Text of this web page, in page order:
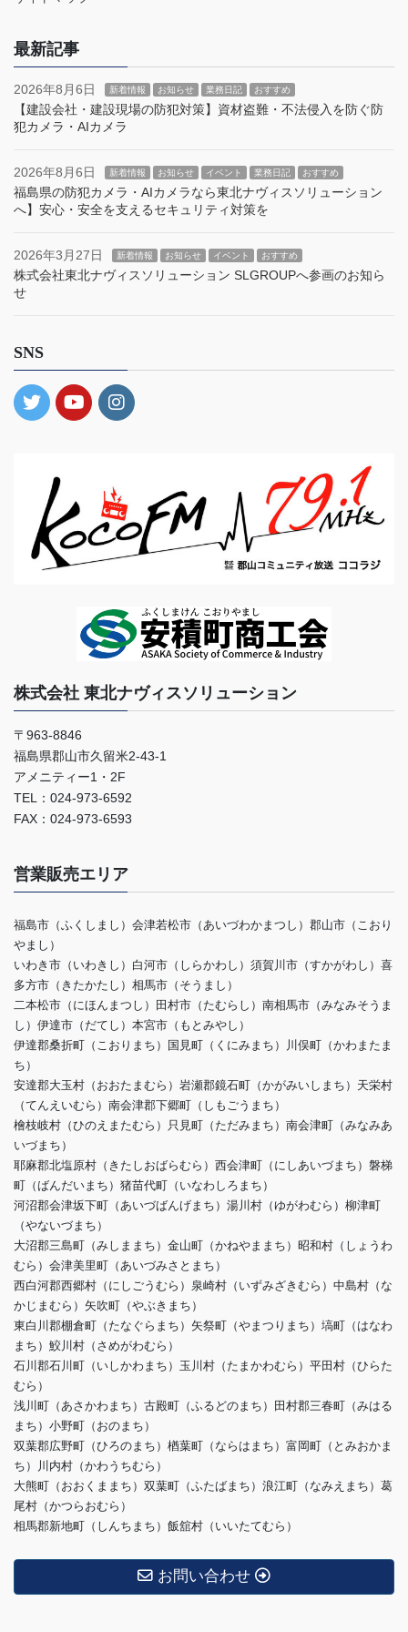
最新記事
2026年8月6日 新着情報 お知らせ 業務日記 おすすめ
【建設会社・建設現場の防犯対策】資材盗難・不法侵入を防ぐ防
犯カメラ・AIカメラ
2026年8月6日 新着情報 お知らせ イベント 業務日記 おすすめ
福島県の防犯カメラ・AIカメラなら東北ナヴィスソリューション
へ】安心・安全を支えるセキュリティ対策を
2026年3月27日 新着情報 お知らせ イベント おすすめ
株式会社東北ナヴィスソリューション SLGROUPへ参画のお知ら
せ
SNS
株式会社 東北ナヴィスソリューション
〒963-8846
福島県郡山市久留米2-43-1
アメニティー1・2F
TEL：024-973-6592
FAX：024-973-6593
営業販売エリア
福島市（ふくしまし）会津若松市（あいづわかまつし）郡山市（こおり
やまし）
いわき市（いわきし）白河市（しらかわし）須賀川市（すかがわし）喜
多方市（きたかたし）相馬市（そうまし）
二本松市（にほんまつし）田村市（たむらし）南相馬市（みなみそうま
し）伊達市（だてし）本宮市（もとみやし）
伊達郡桑折町（こおりまち）国見町（くにみまち）川俣町（かわまたま
ち）
安達郡大玉村（おおたまむら）岩瀬郡鏡石町（かがみいしまち）天栄村
（てんえいむら）南会津郡下郷町（しもごうまち）
檜枝岐村（ひのえまたむら）只見町（ただみまち）南会津町（みなみあ
いづまち）
耶麻郡北塩原村（きたしおばらむら）西会津町（にしあいづまち）磐梯
町（ばんだいまち）猪苗代町（いなわしろまち）
河沼郡会津坂下町（あいづばんげまち）湯川村（ゆがわむら）柳津町
（やないづまち）
大沼郡三島町（みしままち）金山町（かねやままち）昭和村（しょうわ
むら）会津美里町（あいづみさとまち）
西白河郡西郷村（にしごうむら）泉崎村（いずみざきむら）中島村（な
かじまむら）矢吹町（やぶきまち）
東白川郡棚倉町（たなぐらまち）矢祭町（やまつりまち）塙町（はなわ
まち）鮫川村（さめがわむら）
石川郡石川町（いしかわまち）玉川村（たまかわむら）平田村（ひらた
むら）
浅川町（あさかわまち）古殿町（ふるどのまち）田村郡三春町（みはる
まち）小野町（おのまち）
双葉郡広野町（ひろのまち）楢葉町（ならはまち）富岡町（とみおかま
ち）川内村（かわうちむら）
大熊町（おおくままち）双葉町（ふたばまち）浪江町（なみえまち）葛
尾村（かつらおむら）
相馬郡新地町（しんちまち）飯舘村（いいたてむら）
お問い合わせ